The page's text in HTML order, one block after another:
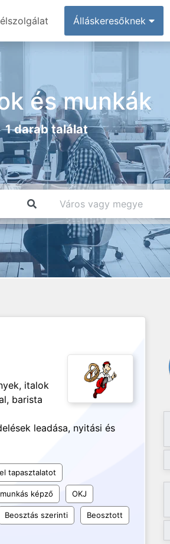
Álláskeresőknek
és munkák
1 darab találat
italok
barista
leadása, nyitási és
tapasztalatot
képző OKJ
Beosztás szerinti Beosztott